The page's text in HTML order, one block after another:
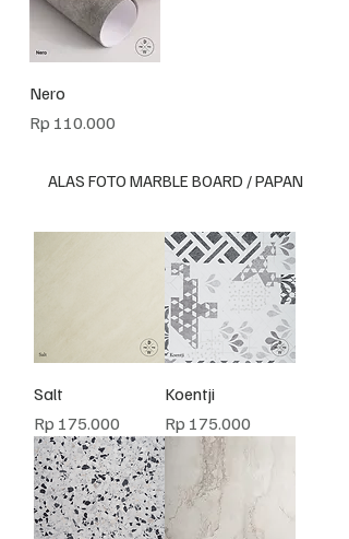
Nero
Harga
Rp 110.000
ALAS FOTO MARBLE BOARD / PAPAN
Salt
Harga
Rp 175.000
Koentji
Harga
Rp 175.000